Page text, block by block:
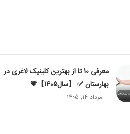
معرفی 10 تا از بهترین کلینیک لاغری در
بهارستان ✅ 【سال1405】💗
مرداد 14, 1405